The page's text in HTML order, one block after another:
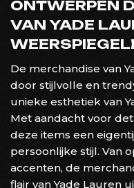
ONTWERPEN
VAN YADE
De merchandise van
door stijlvolle en
unieke esthetiek van
Met aandacht voor
deze items een
persoonlijke stijl. Van
accenten, de
flair van Yade Lauren